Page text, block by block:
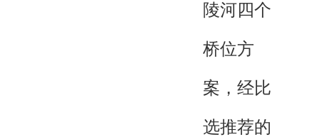
陵河四个
桥位方
案，经比
选推荐的